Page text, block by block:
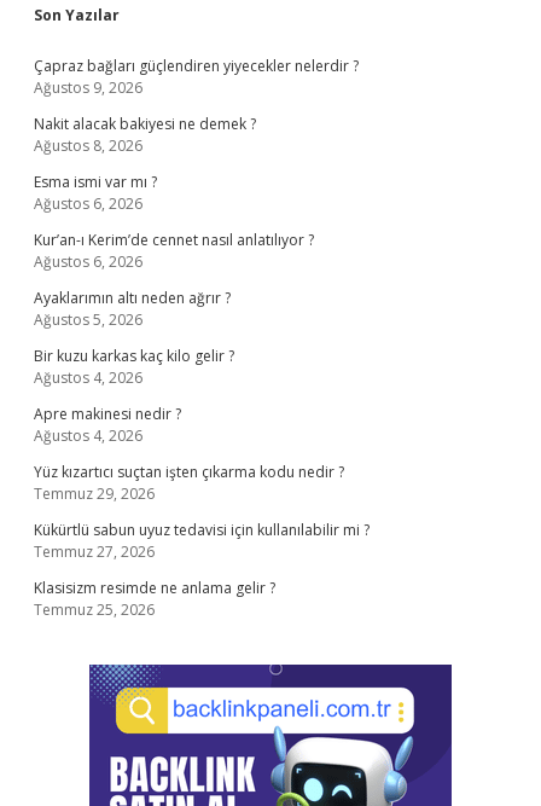
Sidebar
Son Yazılar
Çapraz bağları güçlendiren yiyecekler nelerdir ?
Ağustos 9, 2026
Nakit alacak bakiyesi ne demek ?
Ağustos 8, 2026
Esma ismi var mı ?
Ağustos 6, 2026
Kur’an-ı Kerim’de cennet nasıl anlatılıyor ?
Ağustos 6, 2026
Ayaklarımın altı neden ağrır ?
Ağustos 5, 2026
Bir kuzu karkas kaç kilo gelir ?
Ağustos 4, 2026
Apre makinesi nedir ?
Ağustos 4, 2026
Yüz kızartıcı suçtan işten çıkarma kodu nedir ?
Temmuz 29, 2026
Kükürtlü sabun uyuz tedavisi için kullanılabilir mi ?
Temmuz 27, 2026
Klasisizm resimde ne anlama gelir ?
Temmuz 25, 2026